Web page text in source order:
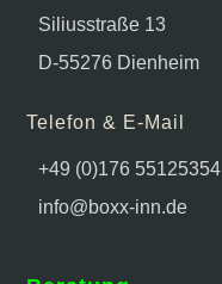
Siliusstraße 13
D-55276 Dienheim
Telefon & E-Mail
+49 (0)176 55125354
info@boxx-inn.de